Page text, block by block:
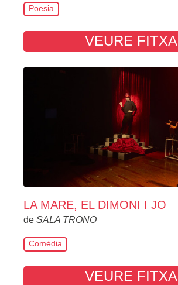
Poesia
VEURE FITXA
LA MARE, EL DIMONI I JO
de SALA TRONO
Comèdia
VEURE FITXA